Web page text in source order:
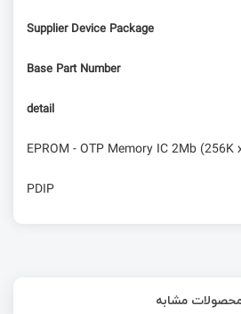
Supplier Device Package
Base Part Number
detail
EPROM - OTP Memory IC 2Mb
PDIP
مشابه